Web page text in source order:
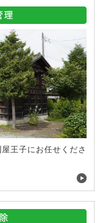
理
王子にお任せくださ